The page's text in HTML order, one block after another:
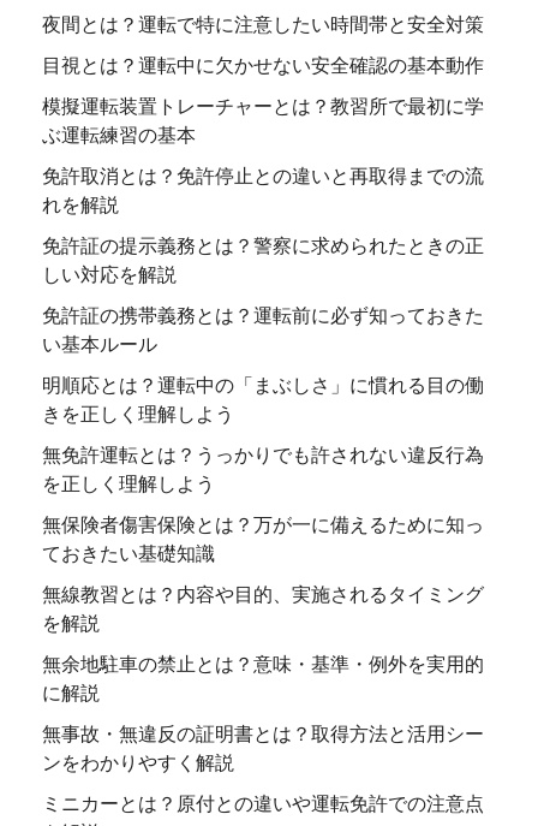
夜間とは？運転で特に注意したい時間帯と安全対策
目視とは？運転中に欠かせない安全確認の基本動作
模擬運転装置トレーチャーとは？教習所で最初に学
ぶ運転練習の基本
免許取消とは？免許停止との違いと再取得までの流
れを解説
免許証の提示義務とは？警察に求められたときの正
しい対応を解説
免許証の携帯義務とは？運転前に必ず知っておきた
い基本ルール
明順応とは？運転中の「まぶしさ」に慣れる目の働
きを正しく理解しよう
無免許運転とは？うっかりでも許されない違反行為
を正しく理解しよう
無保険者傷害保険とは？万が一に備えるために知っ
ておきたい基礎知識
無線教習とは？内容や目的、実施されるタイミング
を解説
無余地駐車の禁止とは？意味・基準・例外を実用的
に解説
無事故・無違反の証明書とは？取得方法と活用シー
ンをわかりやすく解説
ミニカーとは？原付との違いや運転免許での注意点